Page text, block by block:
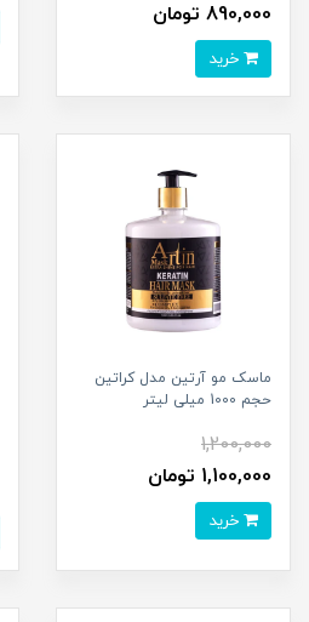
890,000 تومان
ماسک مو آرتین مدل کراتین
حجم 1000 میلی لیتر
1,200,000
1,100,000 تومان